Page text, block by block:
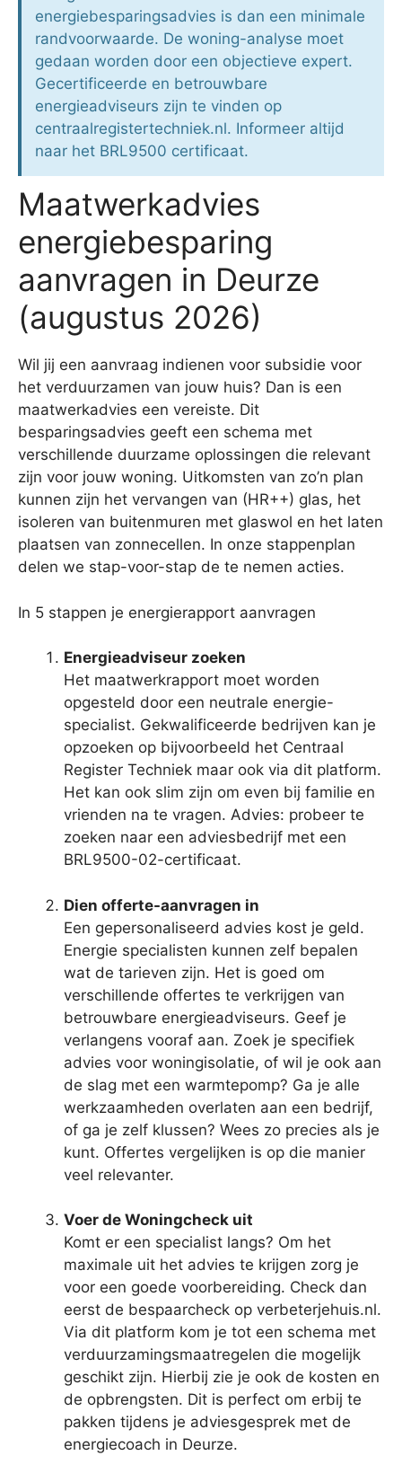
energiebesparingsadvies is dan een minimale
randvoorwaarde. De woning-analyse moet
gedaan worden door een objectieve expert.
Gecertificeerde en betrouwbare
energieadviseurs zijn te vinden op
centraalregistertechniek.nl. Informeer altijd
naar het BRL9500 certificaat.
Maatwerkadvies
energiebesparing
aanvragen in Deurze
(augustus 2026)
Wil jij een aanvraag indienen voor subsidie voor
het verduurzamen van jouw huis? Dan is een
maatwerkadvies een vereiste. Dit
besparingsadvies geeft een schema met
verschillende duurzame oplossingen die relevant
zijn voor jouw woning. Uitkomsten van zo’n plan
kunnen zijn het vervangen van (HR++) glas, het
isoleren van buitenmuren met glaswol en het laten
plaatsen van zonnecellen. In onze stappenplan
delen we stap-voor-stap de te nemen acties.
In 5 stappen je energierapport aanvragen
Energieadviseur zoeken
Het maatwerkrapport moet worden
opgesteld door een neutrale energie-
specialist. Gekwalificeerde bedrijven kan je
opzoeken op bijvoorbeeld het Centraal
Register Techniek maar ook via dit platform.
Het kan ook slim zijn om even bij familie en
vrienden na te vragen. Advies: probeer te
zoeken naar een adviesbedrijf met een
BRL9500-02-certificaat.
Dien offerte-aanvragen in
Een gepersonaliseerd advies kost je geld.
Energie specialisten kunnen zelf bepalen
wat de tarieven zijn. Het is goed om
verschillende offertes te verkrijgen van
betrouwbare energieadviseurs. Geef je
verlangens vooraf aan. Zoek je specifiek
advies voor woningisolatie, of wil je ook aan
de slag met een warmtepomp? Ga je alle
werkzaamheden overlaten aan een bedrijf,
of ga je zelf klussen? Wees zo precies als je
kunt. Offertes vergelijken is op die manier
veel relevanter.
Voer de Woningcheck uit
Komt er een specialist langs? Om het
maximale uit het advies te krijgen zorg je
voor een goede voorbereiding. Check dan
eerst de bespaarcheck op verbeterjehuis.nl.
Via dit platform kom je tot een schema met
verduurzamingsmaatregelen die mogelijk
geschikt zijn. Hierbij zie je ook de kosten en
de opbrengsten. Dit is perfect om erbij te
pakken tijdens je adviesgesprek met de
energiecoach in Deurze.